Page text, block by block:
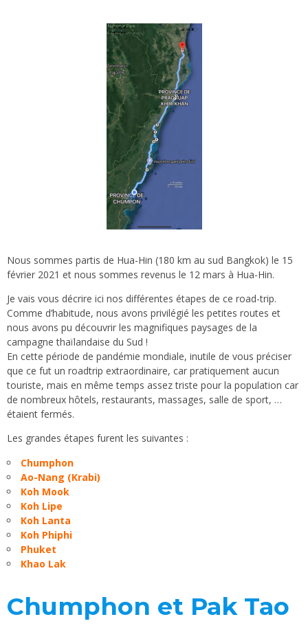
Nous sommes partis de Hua-Hin (180 km au sud Bangkok) le 15
février 2021 et nous sommes revenus le 12 mars à Hua-Hin.
Je vais vous décrire ici nos différentes étapes de ce road-trip.
Comme d’habitude, nous avons privilégié les petites routes et
nous avons pu découvrir les magnifiques paysages de la
campagne thaïlandaise du Sud !
En cette période de pandémie mondiale, inutile de vous préciser
que ce fut un roadtrip extraordinaire, car pratiquement aucun
touriste, mais en même temps assez triste pour la population car
de nombreux hôtels, restaurants, massages, salle de sport, …
étaient fermés.
Les grandes étapes furent les suivantes :
Chumphon
Ao-Nang (Krabi)
Koh Mook
Koh Lipe
Koh Lanta
Koh Phiphi
Phuket
Khao Lak
Chumphon et Pak Tao